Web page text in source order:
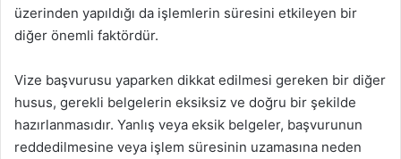
üzerinden yapıldığı da işlemlerin süresini etkileyen bir
diğer önemli faktördür.
Vize başvurusu yaparken dikkat edilmesi gereken bir diğer
husus, gerekli belgelerin eksiksiz ve doğru bir şekilde
hazırlanmasıdır. Yanlış veya eksik belgeler, başvurunun
reddedilmesine veya işlem süresinin uzamasına neden